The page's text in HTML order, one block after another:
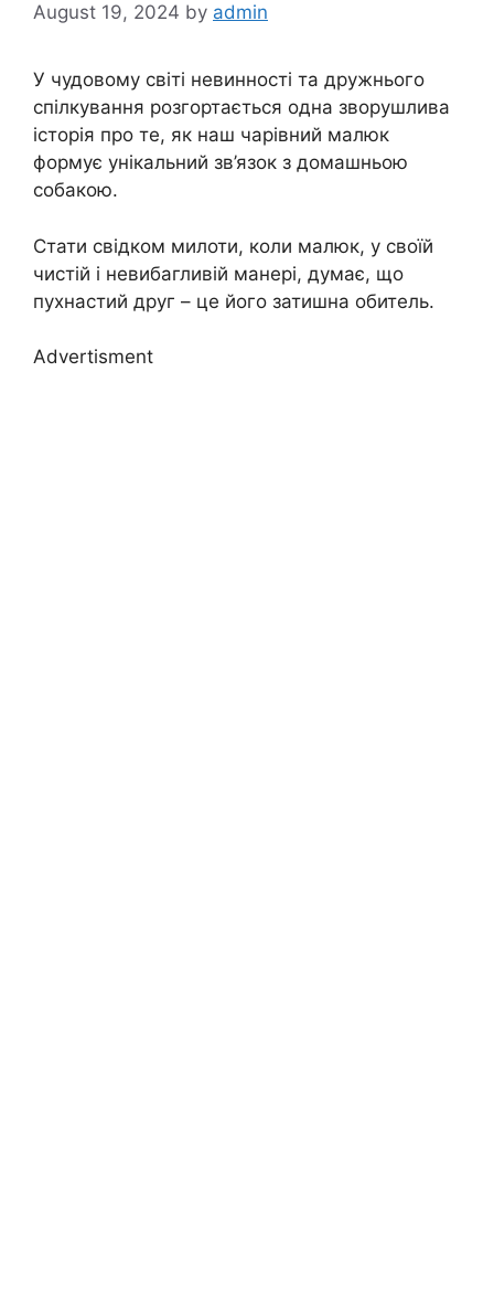
August 19, 2024 by admin
У чудовому світі невинності та дружнього
спілкування розгортається одна зворушлива
історія про те, як наш чарівний малюк
формує унікальний зв’язок з домашньою
собакою.
Стати свідком милоти, коли малюк, у своїй
чистій і невибагливій манері, думає, що
пухнастий друг – це його затишна обитель.
Advertisment